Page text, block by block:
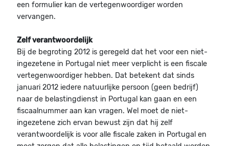
een formulier kan de vertegenwoordiger worden
vervangen.
Zelf verantwoordelijk
Bij de begroting 2012 is geregeld dat het voor een niet-
ingezetene in Portugal niet meer verplicht is een fiscale
vertegenwoordiger hebben. Dat betekent dat sinds
januari 2012 iedere natuurlijke persoon (geen bedrijf)
naar de belastingdienst in Portugal kan gaan en een
fiscaalnummer aan kan vragen. Wel moet de niet-
ingezetene zich ervan bewust zijn dat hij zelf
verantwoordelijk is voor alle fiscale zaken in Portugal en